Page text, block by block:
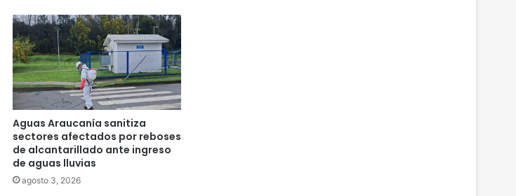
Aguas Araucanía sanitiza
sectores afectados por reboses
de alcantarillado ante ingreso
de aguas lluvias
agosto 3, 2026